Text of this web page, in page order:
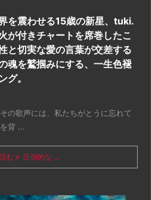
を震わせる15歳の新星、tuki.
が付きチャートを席巻したこ
と切実な愛の言葉が交差する
魂を鷲掴みにする、一生色褪
グ。
の歌声には、私たちがとうに忘れて
背 ...
む 圧倒的な ...